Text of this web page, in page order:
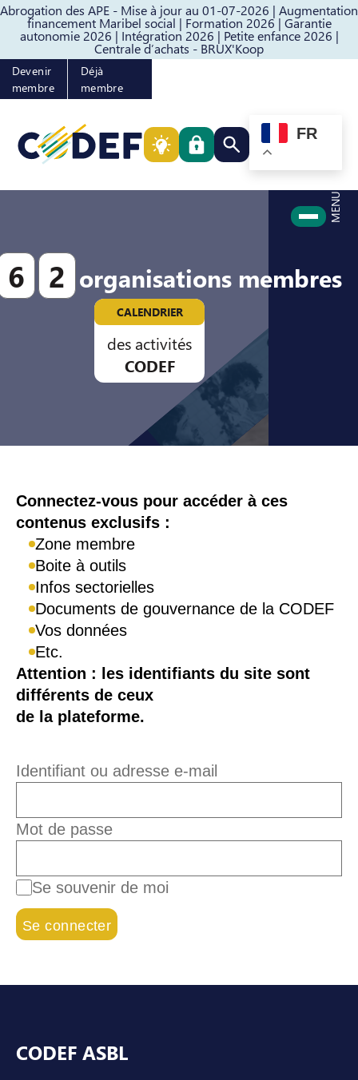
Abrogation des APE - Mise à jour au 01-07-2026 | Augmentation
financement Maribel social | Formation 2026 | Garantie
autonomie 2026 | Intégration 2026 | Petite enfance 2026 |
Centrale d’achats - BRUX'Koop
Passer au contenuPasser au pied de page
Devenir
membre
Déjà
membre
Rechercher quelque
FR
MENU
6 2 organisations membres
CALENDRIER
des activités
CODEF
Connexion
Connectez-vous pour accéder à ces
contenus exclusifs :
Zone membre
Boite à outils
Infos sectorielles
Documents de gouvernance de la CODEF
Vos données
Etc.
Attention : les identifiants du site sont
différents de ceux
de la plateforme.
Identifiant ou adresse e-mail
Mot de passe
Se souvenir de moi
CODEF ASBL